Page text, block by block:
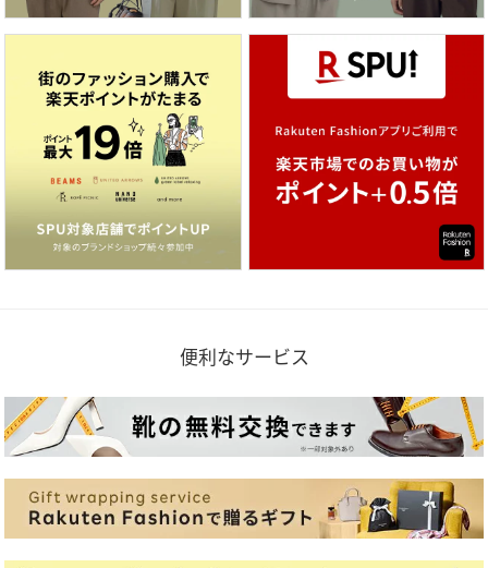
便利なサービス